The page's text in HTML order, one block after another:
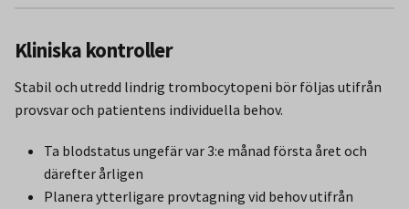
Kliniska kontroller
Stabil och utredd lindrig trombocytopeni bör följas utifrån
provsvar och patientens individuella behov.
Ta blodstatus ungefär var 3:e månad första året och
därefter årligen
Planera ytterligare provtagning vid behov utifrån